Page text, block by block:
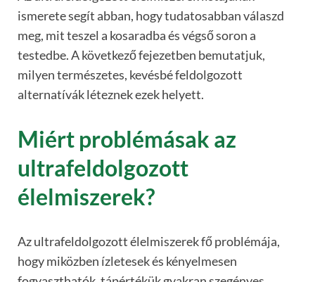
ismerete segít abban, hogy tudatosabban válaszd
meg, mit teszel a kosaradba és végső soron a
testedbe. A következő fejezetben bemutatjuk,
milyen természetes, kevésbé feldolgozott
alternatívák léteznek ezek helyett.
Miért problémásak az
ultrafeldolgozott
élelmiszerek?
Az ultrafeldolgozott élelmiszerek fő problémája,
hogy miközben ízletesek és kényelmesen